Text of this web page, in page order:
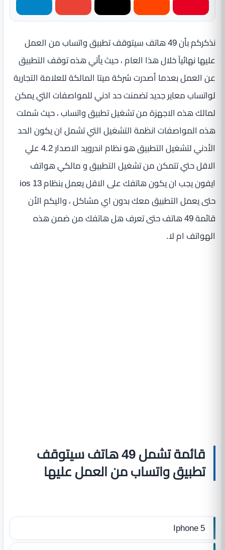
نذكركم بأن 49 هاتف سيتوقف تطبيق واتساب من العمل
عليها نهائياً خلال هذا العام ، حيث يأتي هذه توقف التطبيق
عن العمل بعدما أصدرت شركة ميتا المالكة للعلامة التجارية
لواتساب معاير جديد تضمنت حد ادني للمواصفات التي يمكن
لمالك هذه الاجهزة من تشغيل تطبيق واتساب ، حيث شملت
هذه المواصفات انظمة التشغيل التي تشمل ان يكون الحد
الأدني لتشغيل التطبيق هو نظام اندرويد الاصدار 4.2 علي
الاقل حتي تتمكن من تشغيل التطبيق و مالكي هواتف
ايفون يجب ان يكون هاتفك على الاقل يعمل بنظام ios 13
حتى يعمل التطبيق معك بدون اي مشاكل ، واليكم الأن
قائمة 49 هاتف حتى تعرف هل هاتفك من ضمن هذه
الهواتف ام لا.
قائمة تشمل 49 هاتف سيتوقف
تطبيق واتساب من العمل عليها
Iphone 5